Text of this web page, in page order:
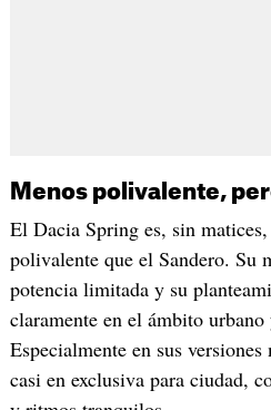
Menos polivalente,
El Dacia Spring es, sin
polivalente que el Sandero. Su
potencia limitada y su
claramente en el ámbito
Especialmente en sus
casi en exclusiva para ciudad,